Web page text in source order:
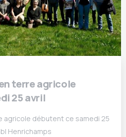
terre agricole
25 avril
agricole débutent ce samedi 25
Henrichamps